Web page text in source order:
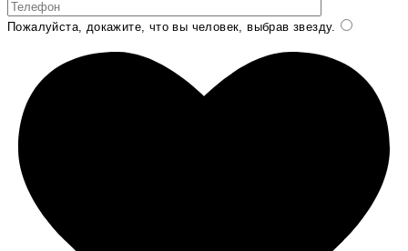
Пожалуйста, докажите, что вы человек, выбрав звезду.